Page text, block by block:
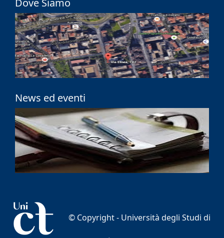
News ed eventi
© Copyright - Università degli Studi di